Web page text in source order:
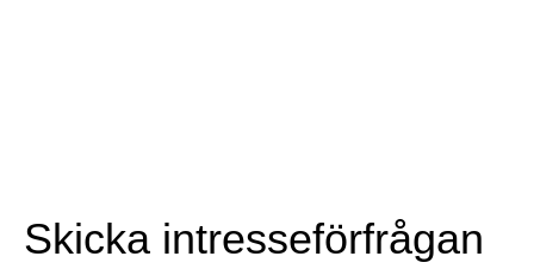
Skicka intresseförfrågan